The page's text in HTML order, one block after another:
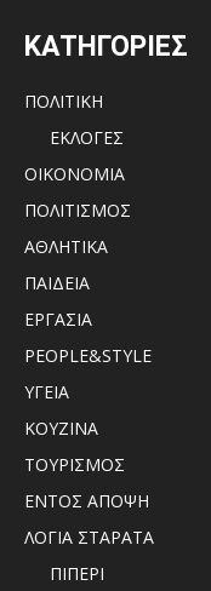
ΚΑΤΗΓΟΡΙΕΣ
ΠΟΛΙΤΙΚΗ
ΕΚΛΟΓΕΣ
ΟΙΚΟΝΟΜΙΑ
ΠΟΛΙΤΙΣΜΟΣ
ΑΘΛΗΤΙΚΑ
ΠΑΙΔΕΙΑ
ΕΡΓΑΣΙΑ
PEOPLE&STYLE
ΥΓΕΙΑ
ΚΟΥΖΙΝΑ
ΤΟΥΡΙΣΜΟΣ
ΕΝΤΟΣ ΑΠΟΨΗ
ΛΟΓΙΑ ΣΤΑΡΑΤΑ
ΠΙΠΕΡΙ